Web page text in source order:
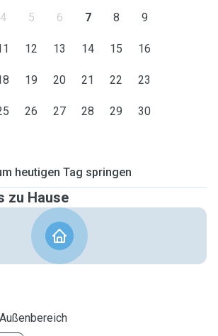
4 5 6 7 8 9
12 13 14 15 16
19 20 21 22 23
26 27 28 29 30
heutigen Tag springen
zu Hause